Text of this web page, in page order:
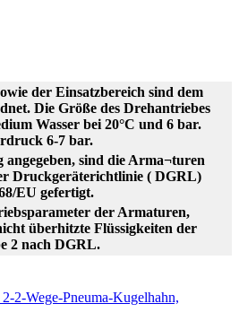
der Einsatzbereich sind dem
Die Größe des Drehantriebes
Wasser bei 20°C und 6 bar.
6-7 bar.
sind die Arma¬turen
Druckgeräterichtlinie ( DGRL)
EU gefertigt.
der Armaturen,
überhitzte Flüssigkeiten der
2 nach DGRL.